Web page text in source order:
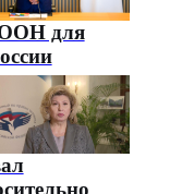
ООН для